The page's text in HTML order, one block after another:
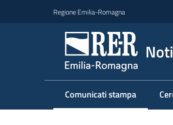
Regione Emilia-Romagna
Comunicati stampa
Menu selezionato